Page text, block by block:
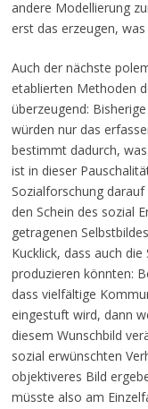
andere Modellierung
erst das erzeugen,
Auch der nächste
etablierten Methoden
überzeugend:
würden nur das
bestimmt dadurch,
ist in dieser
Sozialforschung
den Schein des sozial
getragenen
Kucklick, dass auch
produzieren könnten:
dass vielfältige
eingestuft wird, dann
diesem Wunschbild
sozial erwünschten
objektiveres Bild
müsste also am